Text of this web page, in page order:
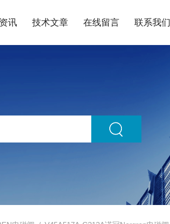
讯 技术文章 在线留言 联系我们